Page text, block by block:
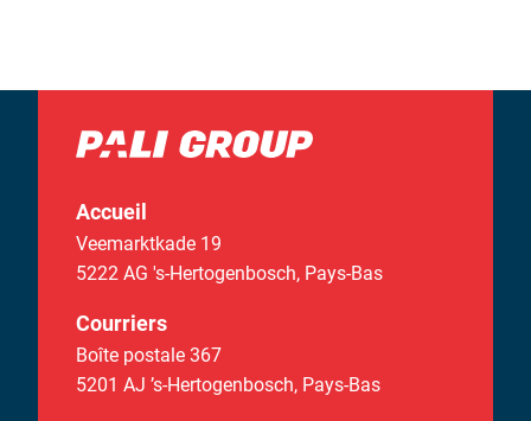
Accueil
Veemarktkade 19
5222 AG 's-Hertogenbosch, Pays-Bas
Courriers
Boîte postale 367
5201 AJ ’s-Hertogenbosch, Pays-Bas